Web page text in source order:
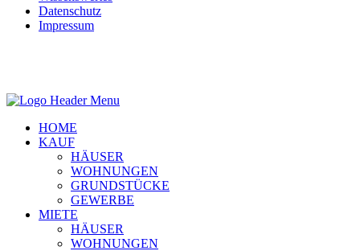
Datenschutz
Impressum
HOME
KAUF
HÄUSER
WOHNUNGEN
GRUNDSTÜCKE
GEWERBE
MIETE
HÄUSER
WOHNUNGEN